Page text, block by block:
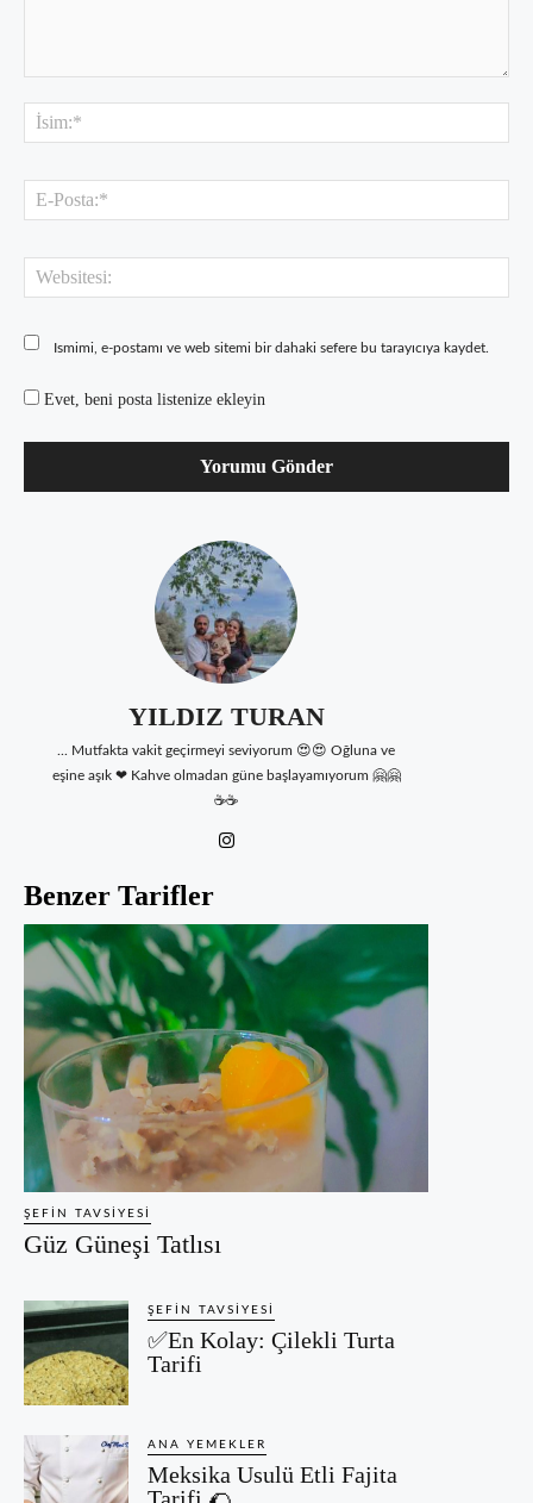
Ismimi, e-postamı ve web sitemi bir dahaki sefere bu tarayıcıya kaydet.
Evet, beni posta listenize ekleyin
YILDIZ TURAN
... Mutfakta vakit geçirmeyi seviyorum 😍😍 Oğluna ve
eşine aşık ❤ Kahve olmadan güne başlayamıyorum 🤗🤗
☕☕
Benzer Tarifler
ŞEFIN TAVSIYESI
Güz Güneşi Tatlısı
ŞEFIN TAVSIYESI
✅En Kolay: Çilekli Turta
Tarifi
ANA YEMEKLER
Meksika Usulü Etli Fajita